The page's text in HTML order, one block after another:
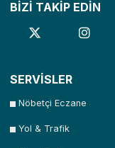
BİZİ TAKİP EDİN
SERVİSLER
Nöbetçi Eczane
Yol & Trafik